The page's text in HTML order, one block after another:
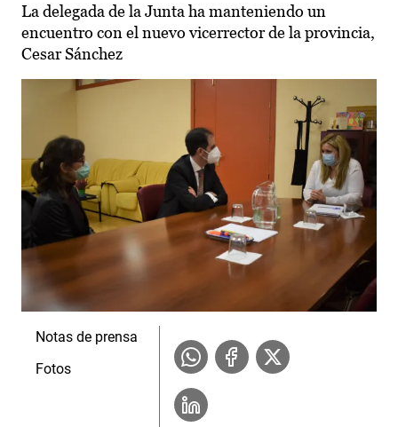
La delegada de la Junta ha manteniendo un
encuentro con el nuevo vicerrector de la provincia,
Cesar Sánchez
Notas de prensa
Fotos